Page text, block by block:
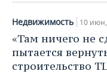
Недвижимость 10
«Там ничего не
пытается
строительство